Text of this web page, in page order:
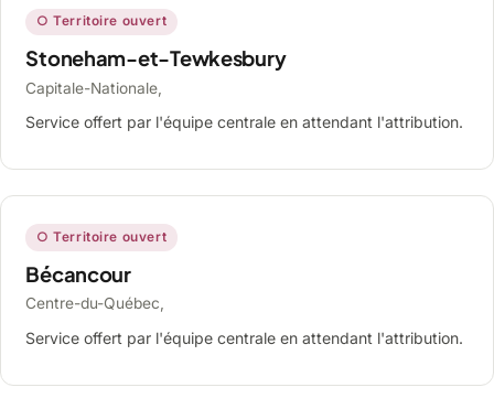
○ Territoire ouvert
Stoneham-et-Tewkesbury
Capitale-Nationale,
Service offert par l'équipe centrale en attendant l'attribution.
○ Territoire ouvert
Bécancour
Centre-du-Québec,
Service offert par l'équipe centrale en attendant l'attribution.